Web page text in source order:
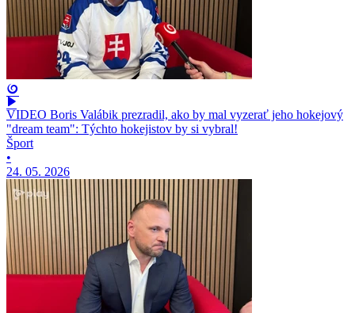
VIDEO Boris Valábik prezradil, ako by mal vyzerať jeho hokejový
"dream team": Týchto hokejistov by si vybral!
Šport
•
24. 05. 2026